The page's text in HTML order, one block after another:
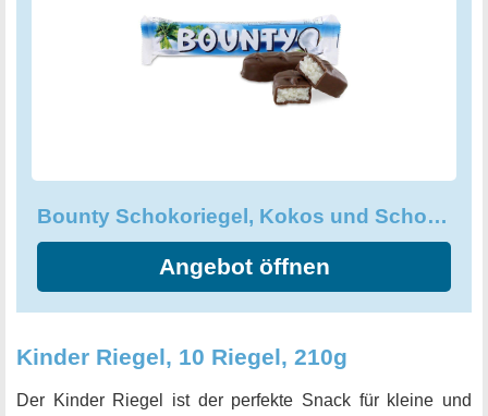
Bounty Schokoriegel, Kokos und Schokolade Geschmack
Angebot öffnen
Kinder Riegel, 10 Riegel, 210g
Der Kinder Riegel ist der perfekte Snack für kleine und